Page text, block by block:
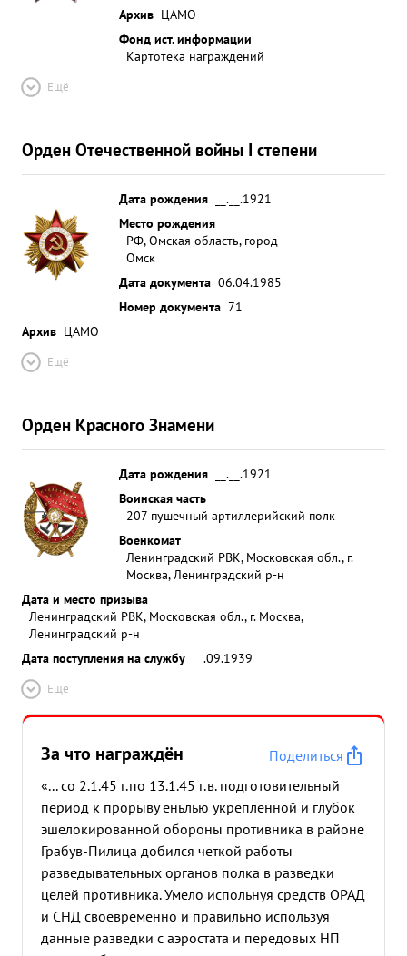
Архив ЦАМО
Фонд ист. информации
Картотека награждений
Ещё
Орден Отечественной войны I степени
Дата рождения
__.__.1921
Место рождения
РФ, Омская область, город
Омск
Дата документа 06.04.1985
Номер документа 71
Архив ЦАМО
Ещё
Орден Красного Знамени
Дата рождения
__.__.1921
Воинская часть
207 пушечный артиллерийский полк
Военкомат
Ленинградский РВК, Московская обл., г.
Москва, Ленинградский р-н
Дата и место призыва
Ленинградский РВК, Московская обл., г. Москва,
Ленинградский р-н
Дата поступления на службу
__.09.1939
Ещё
За что награждён
Поделиться
«... со 2.1.45 г.по 13.1.45 г.в. подготовительный
период к прорыву еньлью укрепленной и глубок
эшелокированной обороны противника в районе
Грабув-Пилица добился четкой работы
разведывательных органов полка в разведки
целей противника. Умело испольнуя средств ОРАД
и СНД своевременно и правильно используя
данные разведки с аэростата и передовых НП